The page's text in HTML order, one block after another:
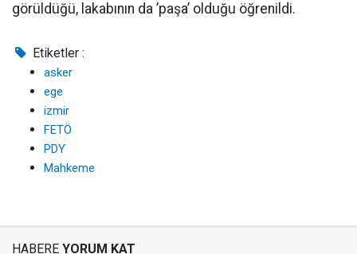
görüldüğü, lakabının da ’paşa’ olduğu öğrenildi.
Etiketler :
asker
ege
izmir
FETÖ
PDY
Mahkeme
HABERE YORUM KAT